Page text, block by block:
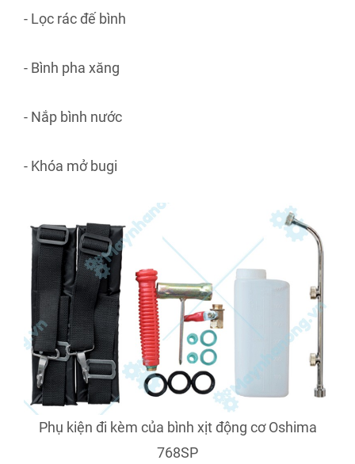
- Lọc rác đế bình
- Bình pha xăng
- Nắp bình nước
- Khóa mở bugi
Phụ kiện đi kèm của bình xịt động cơ Oshima
768SP